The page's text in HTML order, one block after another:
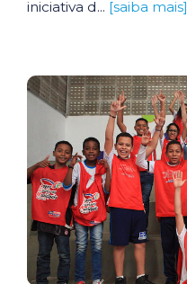
iniciativa d... [saiba mais]